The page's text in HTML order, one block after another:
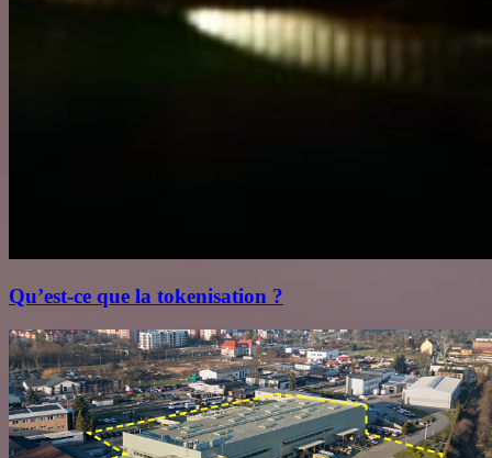
Qu’est‑ce que la tokenisation ?